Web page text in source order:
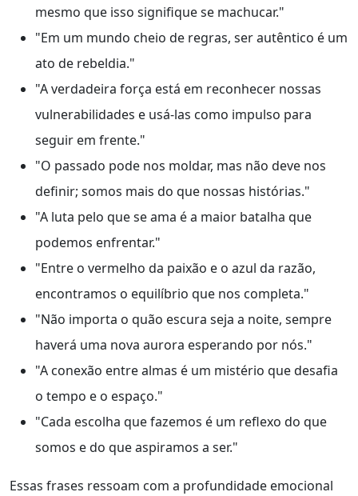
mesmo que isso signifique se machucar."
"Em um mundo cheio de regras, ser autêntico é um
ato de rebeldia."
"A verdadeira força está em reconhecer nossas
vulnerabilidades e usá-las como impulso para
seguir em frente."
"O passado pode nos moldar, mas não deve nos
definir; somos mais do que nossas histórias."
"A luta pelo que se ama é a maior batalha que
podemos enfrentar."
"Entre o vermelho da paixão e o azul da razão,
encontramos o equilíbrio que nos completa."
"Não importa o quão escura seja a noite, sempre
haverá uma nova aurora esperando por nós."
"A conexão entre almas é um mistério que desafia
o tempo e o espaço."
"Cada escolha que fazemos é um reflexo do que
somos e do que aspiramos a ser."
Essas frases ressoam com a profundidade emocional